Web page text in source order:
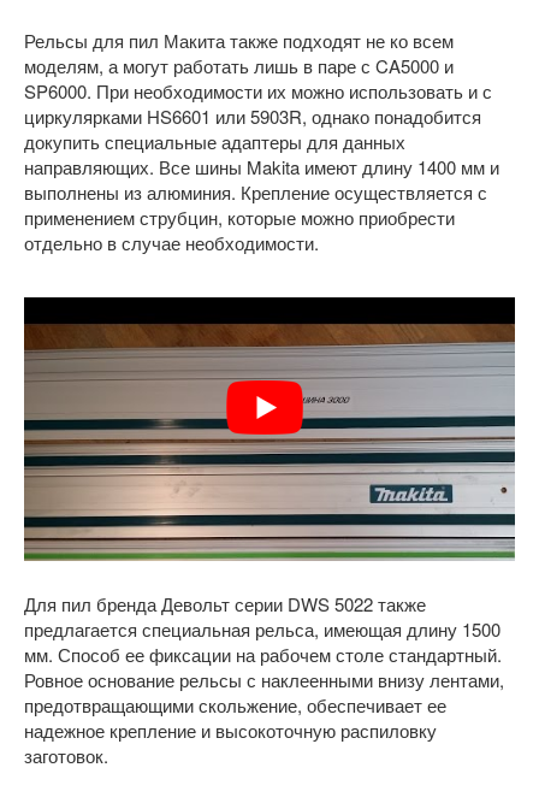
Рельсы для пил Макита также подходят не ко всем
моделям, а могут работать лишь в паре с CA5000 и
SP6000. При необходимости их можно использовать и с
циркулярками HS6601 или 5903R, однако понадобится
докупить специальные адаптеры для данных
направляющих. Все шины Makita имеют длину 1400 мм и
выполнены из алюминия. Крепление осуществляется с
применением струбцин, которые можно приобрести
отдельно в случае необходимости.
Для пил бренда Девольт серии DWS 5022 также
предлагается специальная рельса, имеющая длину 1500
мм. Способ ее фиксации на рабочем столе стандартный.
Ровное основание рельсы с наклеенными внизу лентами,
предотвращающими скольжение, обеспечивает ее
надежное крепление и высокоточную распиловку
заготовок.